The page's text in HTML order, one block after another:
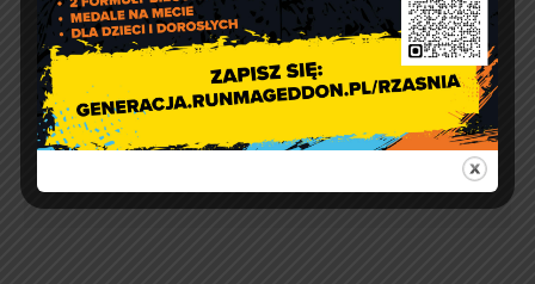
Firma bezpieczna cyfrowo –
bezpłatny kurs online
przygotowany z
niebezpiecznik.pl